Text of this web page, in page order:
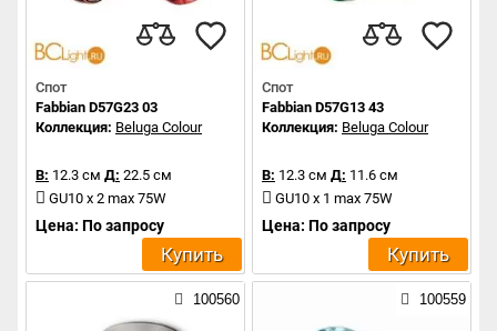
Спот
Fabbian D57G23 03
Коллекция: Beluga Colour
В: 12.3 см Д: 22.5 см
GU10 x 2 max 75W
Цена: По запросу
Купить
Спот
Fabbian D57G13 43
Коллекция: Beluga Colour
В: 12.3 см Д: 11.6 см
GU10 x 1 max 75W
Цена: По запросу
Купить
100560 100559